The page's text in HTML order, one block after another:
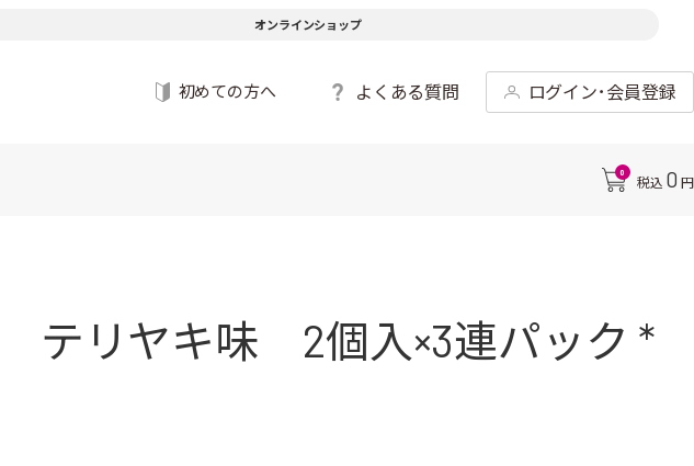
オンラインショップ
初めての方へ よくある質問 ログイン･会員登録
0
税込 0 円
テリヤキ味 2個入×3連パック *